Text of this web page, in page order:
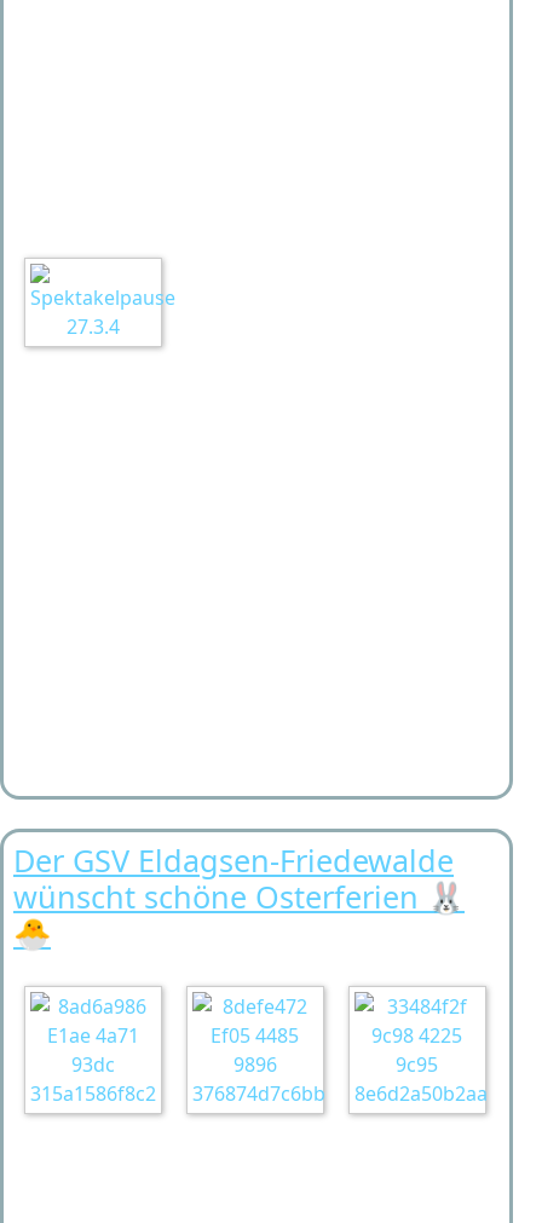
Der GSV Eldagsen-Friedewalde
wünscht schöne Osterferien 🐰
🐣